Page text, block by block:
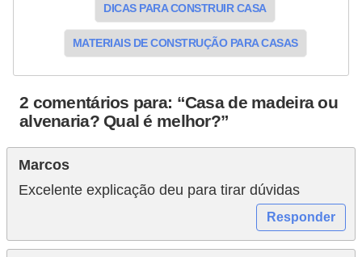
DICAS PARA CONSTRUIR CASA
MATERIAIS DE CONSTRUÇÃO PARA CASAS
2 comentários para: “Casa de madeira ou
alvenaria? Qual é melhor?”
Marcos
Excelente explicação deu para tirar dúvidas
Responder